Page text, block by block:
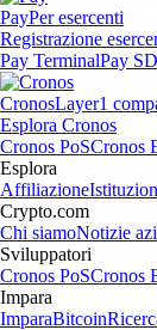
PayPer esercenti
Registrazione
Pay TerminalPay
CronosLayer1
Esplora Cronos
Cronos PoSCronos
Esplora
Affiliazione
Crypto.com
Chi siamoNotizie
Sviluppatori
Cronos PoSCronos
Impara
ImparaBitcoin